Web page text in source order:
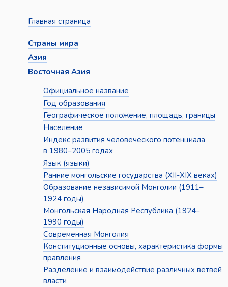
Главная страница
Страны мира
Азия
Восточная Азия
Официальное название
Год образования
Географическое положение, площадь, границы
Население
Индекс развития человеческого потенциала
в 1980–2005 годах
Язык (языки)
Ранние монгольские государства (XII-XIX веках)
Образование независимой Монголии (1911–
1924 годы)
Монгольская Народная Республика (1924–
1990 годы)
Современная Монголия
Конституционные основы, характеристика формы
правления
Разделение и взаимодействие различных ветвей
власти